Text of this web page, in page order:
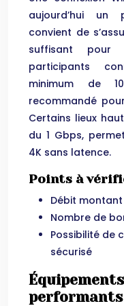
aujourd’hui un
convient de
suffisant pour
participants
minimum de
recommandé
Certains lieux
du 1 Gbps,
4K sans latence.
Points à
Débit
Nombre de
Possibilité de
sécurisé
performants